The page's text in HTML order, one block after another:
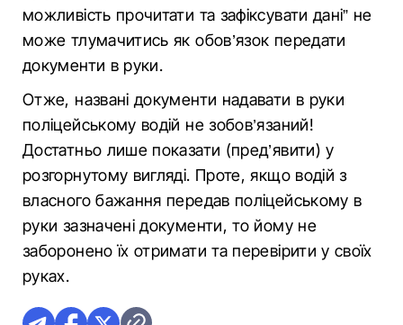
можливість прочитати та зафіксувати дані” не
може тлумачитись як обов’язок передати
документи в руки.
Отже, названі документи надавати в руки
поліцейському водій не зобов’язаний!
Достатньо лише показати (пред’явити) у
розгорнутому вигляді. Проте, якщо водій з
власного бажання передав поліцейському в
руки зазначені документи, то йому не
заборонено їх отримати та перевірити у своїх
руках.